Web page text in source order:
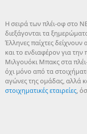
Η σειρά των πλέι-οφ στο
διεξάγονται τα
Έλληνες παίχτες δείχνουν
και το ενδιαφέρον για
Μιλγουόκι Μπακς στα
όχι μόνο από τα
αγώνες της ομάδας, αλλά
στοιχηματικές εταιρείες,